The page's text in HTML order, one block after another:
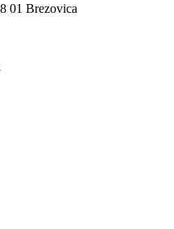
01 Brezovica